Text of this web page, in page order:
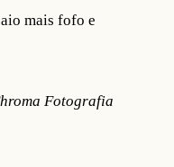
mais fofo e
Fotografia